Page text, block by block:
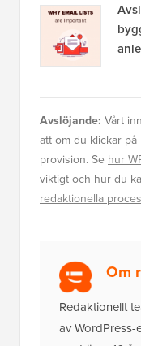
Avslöjande: Vårt
att om du klickar
provision. Se hur
viktigt och hur du
redaktionella
Om
Redaktionellt
av